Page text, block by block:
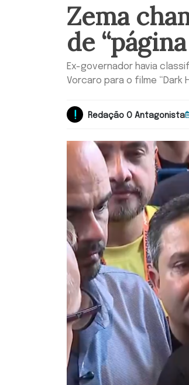
Zema
de
Ex-governador havia
Vorcaro para o filme “Dark
Redação O Antagonista